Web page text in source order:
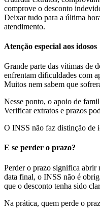
comprove o desconto
Deixar tudo para a última
atendimento.
Atenção especial aos idosos
Grande parte das vítimas de
enfrentam dificuldades com
Muitos nem sabem que
Nesse ponto, o apoio de
Verificar extratos e prazos
O INSS não faz distinção de
E se perder o prazo?
Perder o prazo significa abrir
data final, o INSS não é
que o desconto tenha sido
Na prática, quem perde o